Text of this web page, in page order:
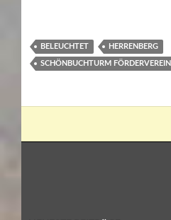
BELEUCHTET HERRENBERG
SCHÖNBUCHTURM FÖRDERVEREIN